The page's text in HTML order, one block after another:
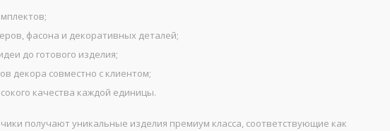
фасона и декоративных деталей;
до готового изделия;
декора совместно с клиентом;
качества каждой единицы.
получают уникальные изделия премиум класса, соответствующие как